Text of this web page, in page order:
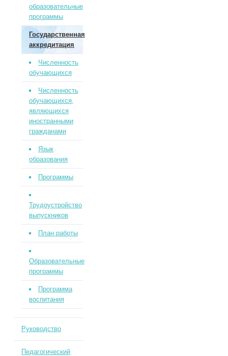
образовательные
программы
Государственная
аккредитация
Численность
обучающихся
Численность
обучающихся,
являющихся
иностранными
гражданами
Язык
образования
Программы
Трудоустройство
выпускников
План работы
Образовательные
программы
Программа
воспитания
Руководство
Педагогический